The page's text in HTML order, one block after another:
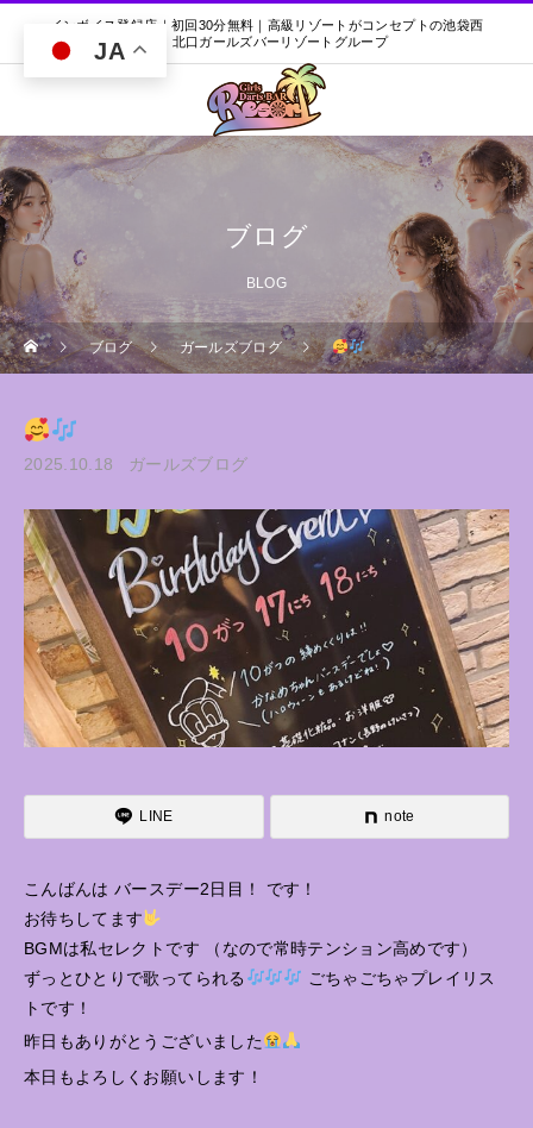
インボイス登録店｜初回30分無料｜高級リゾートがコンセプトの池袋西
口・北口ガールズバーリゾートグループ
ブログ
BLOG
ブログ ガールズブログ
2025.10.18 ガールズブログ
LINE note
こんばんは バースデー2日目！ です！
お待ちしてます
BGMは私セレクトです （なので常時テンション高めです）
ずっとひとりで歌ってられる
ごちゃごちゃプレイリス
トです！
昨日もありがとうございました
本日もよろしくお願いします！
JA